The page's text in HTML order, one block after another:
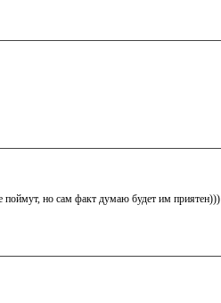
поймут, но сам факт думаю будет им приятен)))